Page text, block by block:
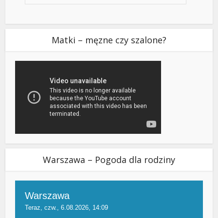
Matki – męzne czy szalone?
Warszawa – Pogoda dla rodziny